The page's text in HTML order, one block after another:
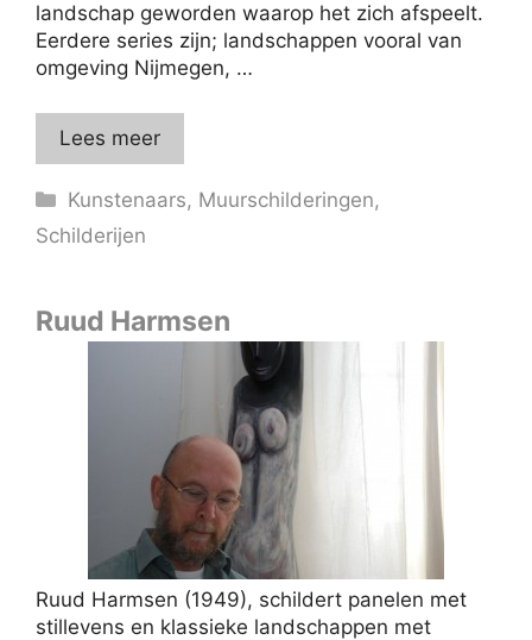
landschap geworden waarop het zich afspeelt.
Eerdere series zijn; landschappen vooral van
omgeving Nijmegen, …
Lees meer
Categorieën
Kunstenaars, Muurschilderingen,
Schilderijen
Ruud Harmsen
Ruud Harmsen (1949), schildert panelen met
stillevens en klassieke landschappen met